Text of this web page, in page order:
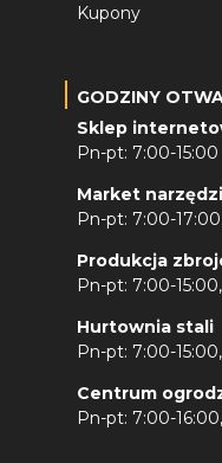
Kupony
GODZINY
Sklep
Pn-pt: 7:00-15:00
Market
Pn-pt: 7:00-
Produkcja
Pn-pt: 7:00-
Hurtownia stali
Pn-pt: 7:00-
Centrum
Pn-pt: 7:00-